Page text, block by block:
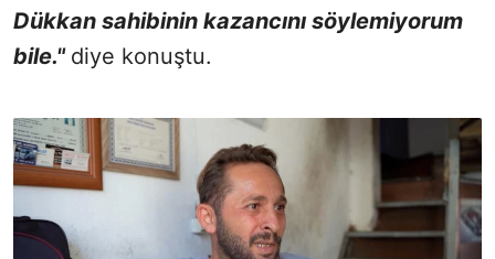
Dükkan sahibinin kazancını söylemiyorum
bile." diye konuştu.